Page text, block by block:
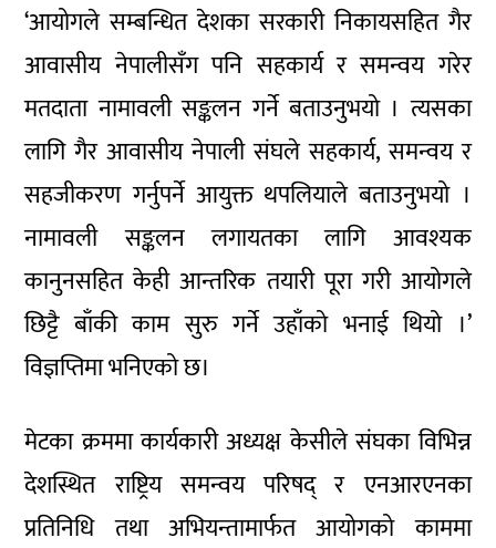
‘आयोगले सम्बन्धित देशका सरकारी निकायसहित गैर
आवासीय नेपालीसँग पनि सहकार्य र समन्वय गरेर
मतदाता नामावली सङ्कलन गर्ने बताउनुभयो । त्यसका
लागि गैर आवासीय नेपाली संघले सहकार्य, समन्वय र
सहजीकरण गर्नुपर्ने आयुक्त थपलियाले बताउनुभयो ।
नामावली सङ्कलन लगायतका लागि आवश्यक
कानुनसहित केही आन्तरिक तयारी पूरा गरी आयोगले
छिट्टै बाँकी काम सुरु गर्ने उहाँको भनाई थियो ।’
विज्ञप्तिमा भनिएको छ।
मेटका क्रममा कार्यकारी अध्यक्ष केसीले संघका विभिन्न
देशस्थित राष्ट्रिय समन्वय परिषद् र एनआरएनका
प्रतिनिधि तथा अभियन्तामार्फत आयोगको काममा